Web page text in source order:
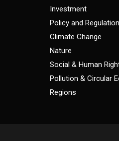
Investment
Policy and Regulation
Climate Change
Nature
Social & Human
Pollution & Circular
Regions